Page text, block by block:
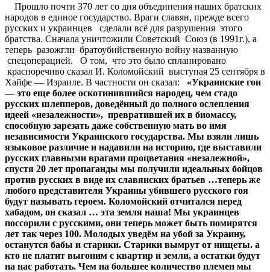
Прошло почти 370 лет со дня объединения наших братских
народов в единое государство. Враги славян, прежде всего
русских и украинцев сделали всё для разрушения этого
братства. Сначала уничтожили Советский Союз (в 1991г.), а
теперь разожгли братоубийственную войну названную
спецоперацией. О том, что это было спланировано
красноречиво сказал И. Коломойский выступая 25 сентября в
Хайфе — Израиле. В частности он сказал: «Украинские гои
— это еще более оскотинившийся народец, чем стадо
русских шлепперов, доведённый до полного ослепления
идеей «незалежности», превратившей их в биомассу,
способную зарезать даже собственную мать во имя
независимости Украинского государства. Мы взяли лишь
языковое различие и надавили на историю, где выставили
русских главными врагами процветания «незалежной»,
спустя 20 лет пропаганды мы получили идеальных бойцов
против русских в виде их славянских братьев …теперь же
любого представителя Украины убившего русского гоя
будут называть героем. Коломойский отчитался перед
хабадом, он сказал … эта земля наша! Мы украинцев
поссорили с русскими, они теперь может быть помирятся
лет так через 100. Молодых уведём на убой за Украину,
останутся бабы и старики. Старики вымрут от нищеты. а
кто не платит выгоним с квартир и земли, а остатки будут
на нас работать. Чем на большее количество племен мы